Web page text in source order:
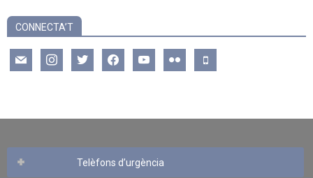
CONNECTA’T
mail instagramtwitter facebookyoutube flickr mobile
Telèfons d’urgència